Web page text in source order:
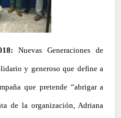
Nuevas Generaciones de
y generoso que define a
que pretende “abrigar a
de la organización, Adriana